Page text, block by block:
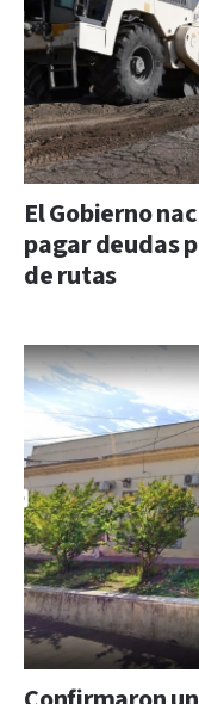
El Gobierno
pagar deudas
de rutas